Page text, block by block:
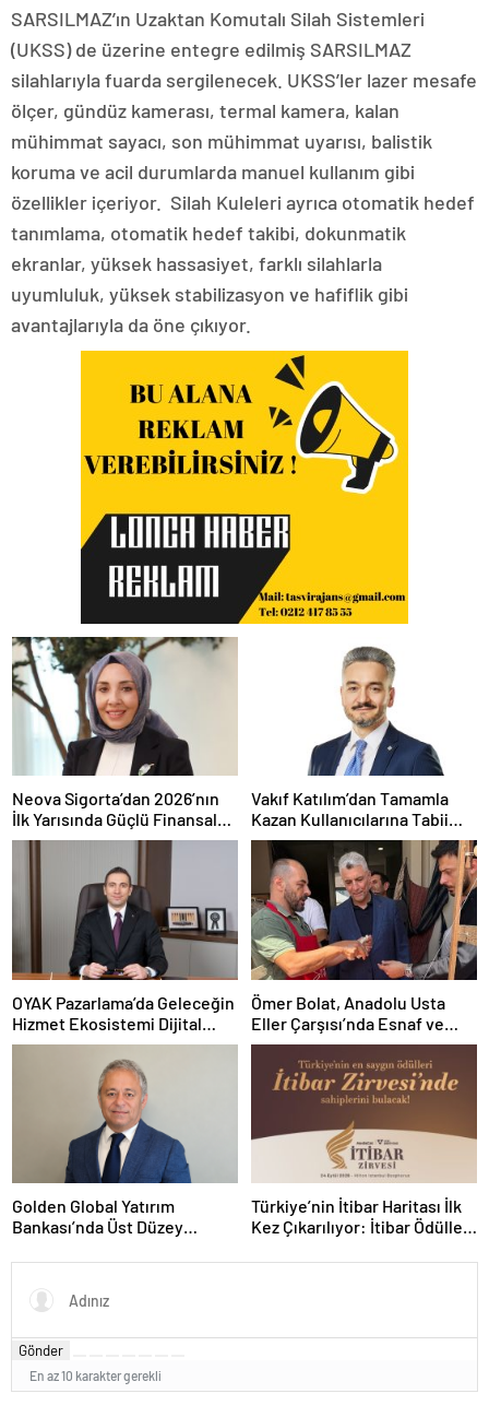
SARSILMAZ’ın Uzaktan Komutalı Silah Sistemleri
(UKSS) de üzerine entegre edilmiş SARSILMAZ
silahlarıyla fuarda sergilenecek. UKSS’ler lazer mesafe
ölçer, gündüz kamerası, termal kamera, kalan
mühimmat sayacı, son mühimmat uyarısı, balistik
koruma ve acil durumlarda manuel kullanım gibi
özellikler içeriyor. Silah Kuleleri ayrıca otomatik hedef
tanımlama, otomatik hedef takibi, dokunmatik
ekranlar, yüksek hassasiyet, farklı silahlarla
uyumluluk, yüksek stabilizasyon ve hafiflik gibi
avantajlarıyla da öne çıkıyor.
Neova Sigorta’dan 2026’nın
İlk Yarısında Güçlü Finansal
Performans
Vakıf Katılım’dan Tamamla
Kazan Kullanıcılarına Tabii
Premium Fırsatı
OYAK Pazarlama’da Geleceğin
Hizmet Ekosistemi Dijital
Dönüşümle Şekilleniyor
Ömer Bolat, Anadolu Usta
Eller Çarşısı’nda Esnaf ve
Sanatkârlarla Buluştu
Golden Global Yatırım
Bankası’nda Üst Düzey
Yönetim Kurulu Üyesi Oldu
Türkiye’nin İtibar Haritası İlk
Kez Çıkarılıyor: İtibar Ödülleri
Bulacak
Gönder
En az 10 karakter gerekli